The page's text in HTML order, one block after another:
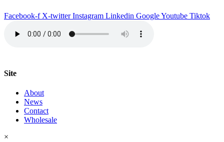
quantity
Facebook-f X-twitter Instagram Linkedin GoogleYoutube Tiktok
Site
About
News
Contact
Wholesale
×